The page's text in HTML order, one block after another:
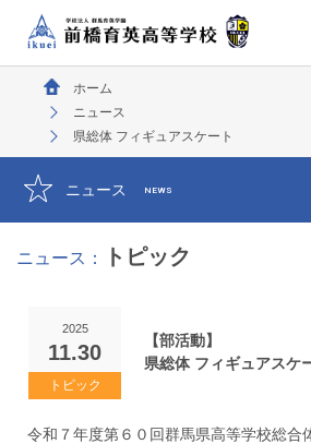
ホーム
ニュース
県総体 フィギュアスケート
ニュース NEWS
ニュース： トピック
2025
11.30
【部活動】
県総体 フィギュアスケ
令和７年度第６０回群馬県高等学校総合